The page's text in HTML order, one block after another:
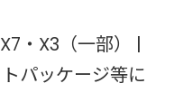
・X3（一部） |
パッケージ等に